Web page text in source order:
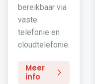
bereikbaar via
vaste
telefonie en
cloudtelefonie.
Meer
info